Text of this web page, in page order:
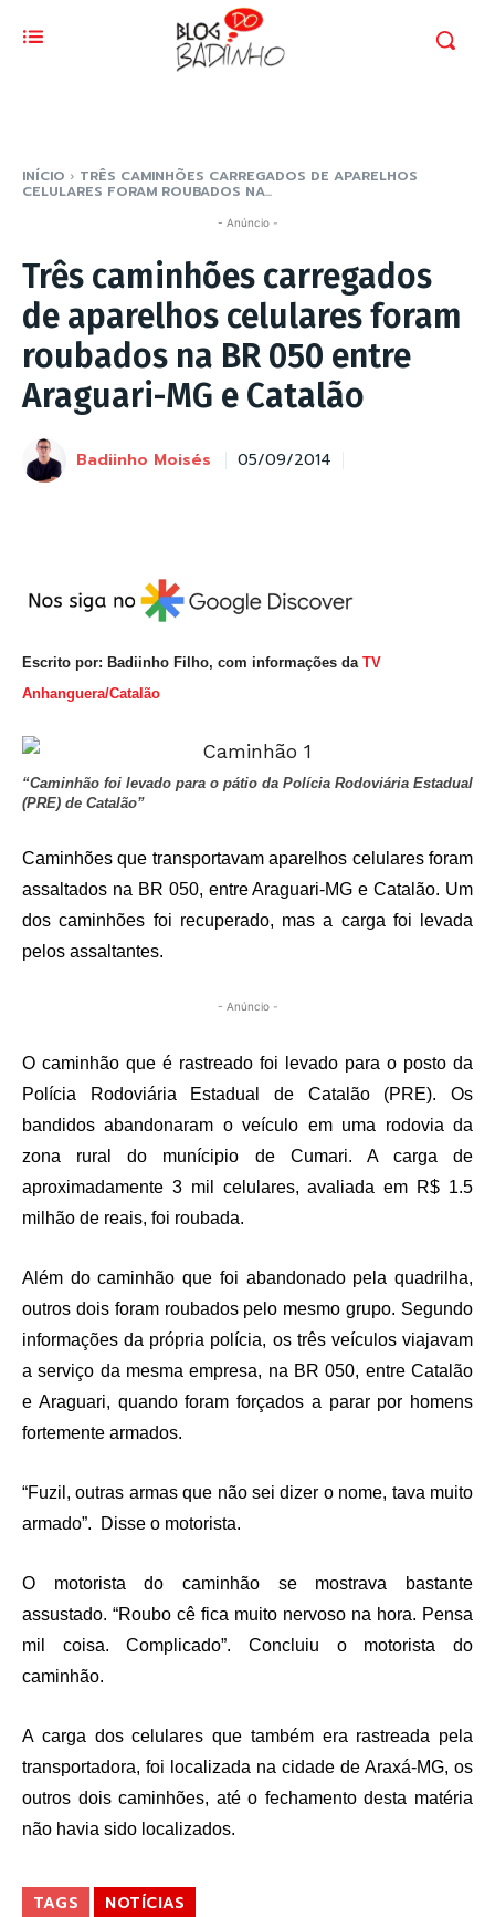
INÍCIO TRÊS CAMINHÕES CARREGADOS DE APARELHOS
CELULARES FORAM ROUBADOS NA...
- Anúncio -
Três caminhões carregados
de aparelhos celulares foram
roubados na BR 050 entre
Araguari-MG e Catalão
Badiinho Moisés 05/09/2014
Escrito por: Badiinho Filho, com informações da TV
Anhanguera/Catalão
“Caminhão foi levado para o pátio da Polícia Rodoviária Estadual
(PRE) de Catalão”
Caminhões que transportavam aparelhos celulares foram
assaltados na BR 050, entre Araguari-MG e Catalão. Um
dos caminhões foi recuperado, mas a carga foi levada
pelos assaltantes.
- Anúncio -
O caminhão que é rastreado foi levado para o posto da
Polícia Rodoviária Estadual de Catalão (PRE). Os
bandidos abandonaram o veículo em uma rodovia da
zona rural do munícipio de Cumari. A carga de
aproximadamente 3 mil celulares, avaliada em R$ 1.5
milhão de reais, foi roubada.
Além do caminhão que foi abandonado pela quadrilha,
outros dois foram roubados pelo mesmo grupo. Segundo
informações da própria polícia, os três veículos viajavam
a serviço da mesma empresa, na BR 050, entre Catalão
e Araguari, quando foram forçados a parar por homens
fortemente armados.
“Fuzil, outras armas que não sei dizer o nome, tava muito
armado”. Disse o motorista.
O motorista do caminhão se mostrava bastante
assustado. “Roubo cê fica muito nervoso na hora. Pensa
mil coisa. Complicado”. Concluiu o motorista do
caminhão.
A carga dos celulares que também era rastreada pela
transportadora, foi localizada na cidade de Araxá-MG, os
outros dois caminhões, até o fechamento desta matéria
não havia sido localizados.
TAGS NOTÍCIAS